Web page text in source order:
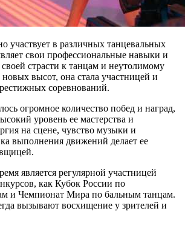
участвует в различных танцевальных
свои профессиональные навыки и
страсти к танцам и неутолимому
высот, она стала участницей и
соревнований.
огромное количество побед и наград,
уровень ее мастерства и
на сцене, чувство музыки и
выполнения движений делает ее
является регулярной участницей
как Кубок России по
и Чемпионат Мира по бальным танцам.
вызывают восхищение у зрителей и